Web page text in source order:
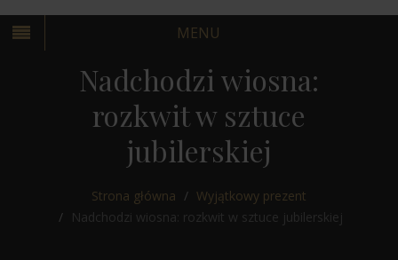
MENU
WARSZAWA
Nadchodzi wiosna:
rozkwit w sztuce
jubilerskiej
Strona główna
Wyjątkowy prezent
Nadchodzi wiosna: rozkwit w sztuce jubilerskiej